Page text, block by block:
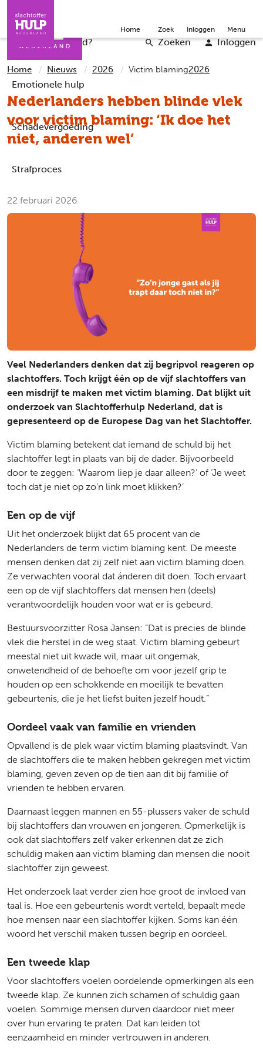
Iemand helpen Word vrijwilliger English
Wat is er gebeurd?
Emotionele hulp
Schadevergoeding
Strafproces
Zoeken Inloggen
Home Zoek Inloggen Menu
Home Nieuws 2026 Victim blaming2026
Nederlanders hebben blinde vlek
voor victim blaming: ‘Ik doe het
niet, anderen wel’
22 februari 2026
Veel Nederlanders denken dat zij begripvol reageren op
slachtoffers. Toch krijgt één op de vijf slachtoffers van
een misdrijf te maken met victim blaming. Dat blijkt uit
onderzoek van Slachtofferhulp Nederland, dat is
gepresenteerd op de Europese Dag van het Slachtoffer.
Victim blaming betekent dat iemand de schuld bij het
slachtoffer legt in plaats van bij de dader. Bijvoorbeeld
door te zeggen: ‘Waarom liep je daar alleen?’ of ‘Je weet
toch dat je niet op zo’n link moet klikken?’
Een op de vijf
Uit het onderzoek blijkt dat 65 procent van de
Nederlanders de term victim blaming kent. De meeste
mensen denken dat zij zelf niet aan victim blaming doen.
Ze verwachten vooral dat ánderen dit doen. Toch ervaart
een op de vijf slachtoffers dat mensen hen (deels)
verantwoordelijk houden voor wat er is gebeurd.
Bestuursvoorzitter Rosa Jansen: “Dat is precies de blinde
vlek die herstel in de weg staat. Victim blaming gebeurt
meestal niet uit kwade wil, maar uit ongemak,
onwetendheid of de behoefte om voor jezelf grip te
houden op een schokkende en moeilijk te bevatten
gebeurtenis, die je het liefst buiten jezelf houdt.”
Oordeel vaak van familie en vrienden
Opvallend is de plek waar victim blaming plaatsvindt. Van
de slachtoffers die te maken hebben gekregen met victim
blaming, geven zeven op de tien aan dit bij familie of
vrienden te hebben ervaren.
Daarnaast leggen mannen en 55-plussers vaker de schuld
bij slachtoffers dan vrouwen en jongeren. Opmerkelijk is
ook dat slachtoffers zelf vaker erkennen dat ze zich
schuldig maken aan victim blaming dan mensen die nooit
slachtoffer zijn geweest.
Het onderzoek laat verder zien hoe groot de invloed van
taal is. Hoe een gebeurtenis wordt verteld, bepaalt mede
hoe mensen naar een slachtoffer kijken. Soms kan één
woord het verschil maken tussen begrip en oordeel.
Een tweede klap
Voor slachtoffers voelen oordelende opmerkingen als een
tweede klap. Ze kunnen zich schamen of schuldig gaan
voelen. Sommige mensen durven daardoor niet meer
over hun ervaring te praten. Dat kan leiden tot
eenzaamheid en minder vertrouwen in anderen.